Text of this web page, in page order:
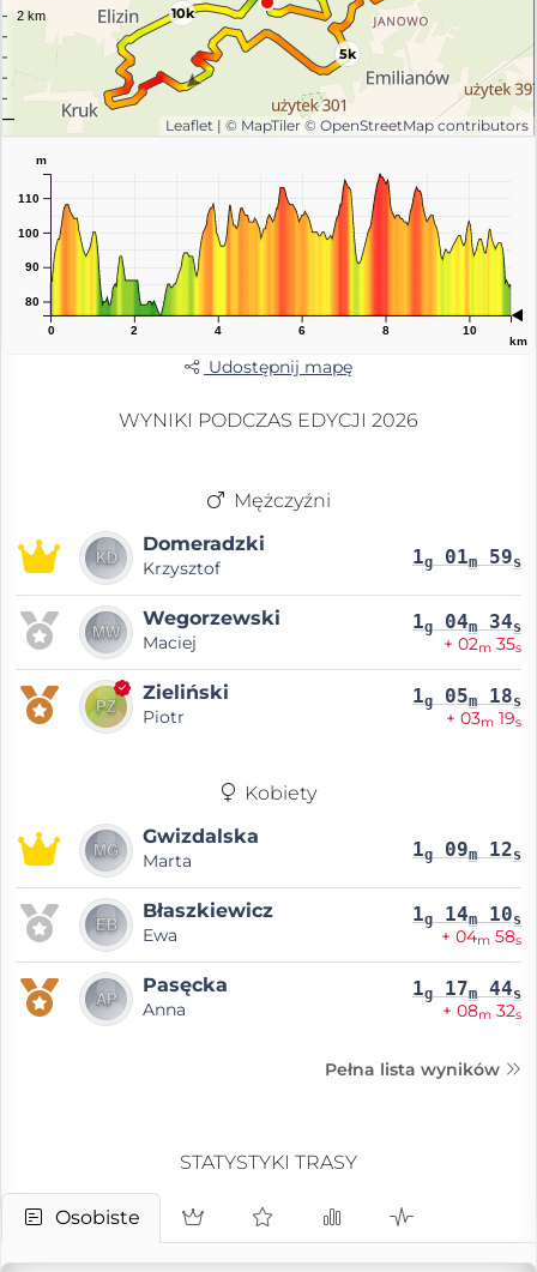
10k
5k
Leaflet | © MapTiler © OpenStreetMap contributors
0 2 4 6 8 10
km
80
90
100
110
m
Udostępnij mapę
WYNIKI PODCZAS EDYCJI 2026
Mężczyźni
Domeradzki
Krzysztof 1g 01m 59s
Wegorzewski
Maciej
1g 04m 34s
+ 02m 35s
Zieliński
Piotr
1g 05m 18s
+ 03m 19s
Kobiety
Gwizdalska
Marta 1g 09m 12s
Błaszkiewicz
Ewa
1g 14m 10s
+ 04m 58s
Pasęcka
Anna
1g 17m 44s
+ 08m 32s
Pełna lista wyników
STATYSTYKI TRASY
Osobiste